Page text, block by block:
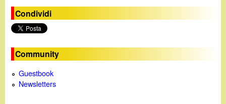
Condividi
Community
Guestbook
Newsletters